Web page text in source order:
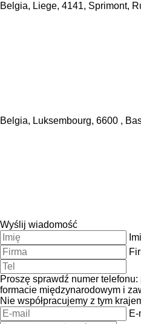
Belgia, Liege, 4141, Sprimont,
Belgia, Luksembourg, 6600 ,
Wyślij wiadomość
Proszę sprawdź numer
formacie międzynarodowym i
Nie współpracujemy z tym
E-